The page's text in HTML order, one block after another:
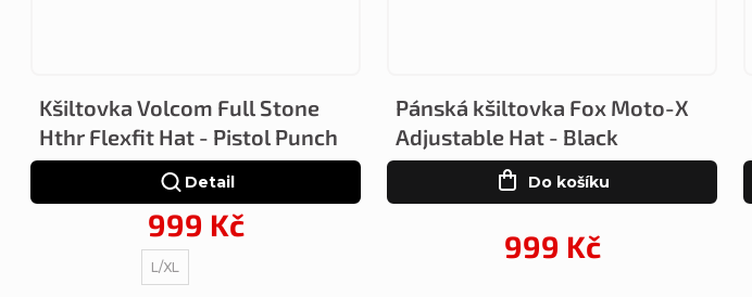
Kšiltovka Volcom Full Stone
Hthr Flexfit Hat - Pistol Punch
999 Kč
Detail
L/XL
Pánská kšiltovka Fox Moto-X
Adjustable Hat - Black
999 Kč
Do košíku